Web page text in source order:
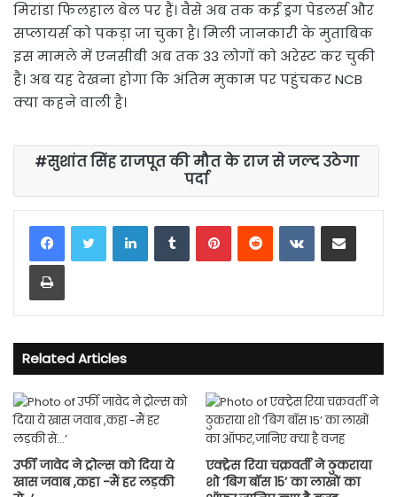
मिरांडा फिलहाल बेल पर हैं। वैसे अब तक कई ड्रग पेडलर्स और
सप्लायर्स को पकड़ा जा चुका है। मिली जानकारी के मुताबिक
इस मामले में एनसीबी अब तक 33 लोगों को अरेस्ट कर चुकी
है। अब यह देखना होगा कि अंतिम मुकाम पर पहुंचकर NCB
क्या कहने वाली है।
सुशांत सिंह राजपूत की मौत के राज से जल्द उठेगा
पर्दा
LinkedInTumblrPinterestReddit VKontakteShare via Email
Print
Related Articles
उर्फी जावेद ने ट्रोल्स को दिया ये
खास जवाब ,कहा -मैं हर लड़की
एक्ट्रेस रिया चक्रवर्ती ने ठुकराया
शो ‘बिग बॉस 15’ का लाखों का